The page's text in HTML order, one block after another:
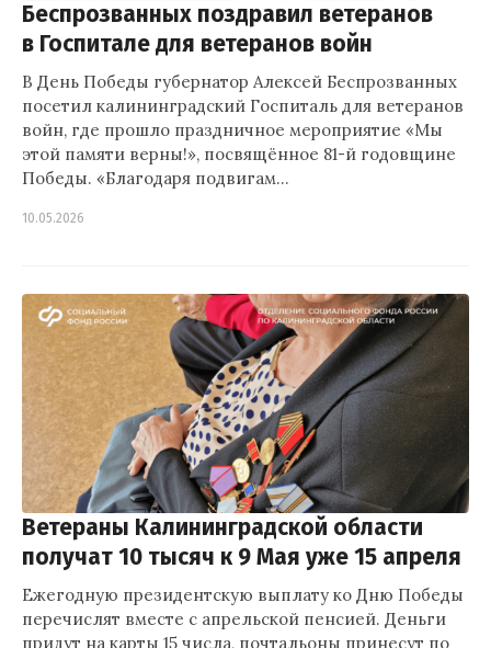
Беспрозванных поздравил ветеранов
в Госпитале для ветеранов войн
В День Победы губернатор Алексей Беспрозванных
посетил калининградский Госпиталь для ветеранов
войн, где прошло праздничное мероприятие «Мы
этой памяти верны!», посвящённое 81-й годовщине
Победы. «Благодаря подвигам…
10.05.2026
Ветераны Калининградской области
получат 10 тысяч к 9 Мая уже 15 апреля
Ежегодную президентскую выплату ко Дню Победы
перечислят вместе с апрельской пенсией. Деньги
придут на карты 15 числа, почтальоны принесут по